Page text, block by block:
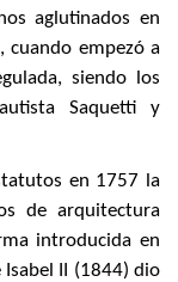
aglutinados en
cuando empezó a
siendo los
Saquetti y
en 1757 la
de arquitectura
introducida en
Isabel II (1844) dio